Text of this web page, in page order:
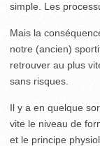
simple. Les
Mais la
notre (ancien)
retrouver au plus
sans risques.
Il y a en quelque
vite le niveau de
et le principe